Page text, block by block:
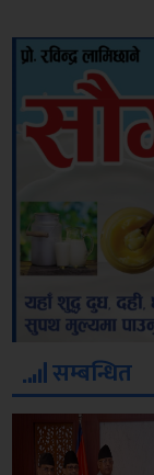
सम्बन्धित